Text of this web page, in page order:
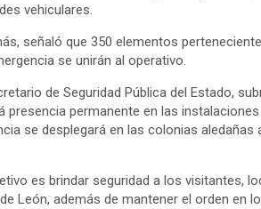
vehiculares.
señaló que 350 elementos
se unirán al operativo.
de Seguridad Pública del Estado,
presencia permanente en las
se desplegará en las colonias
es brindar seguridad a los visitantes,
León, además de mantener el orden en